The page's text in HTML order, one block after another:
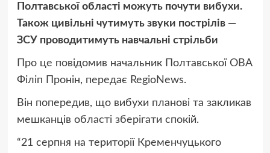
Полтавської області можуть почути вибухи.
Також цивільні чутимуть звуки пострілів —
ЗСУ проводитимуть навчальні стрільби
Про це повідомив начальник Полтавської ОВА
Філіп Пронін, передає RegioNews.
Він попередив, що вибухи планові та закликав
мешканців області зберігати спокій.
“21 серпня на території Кременчуцького